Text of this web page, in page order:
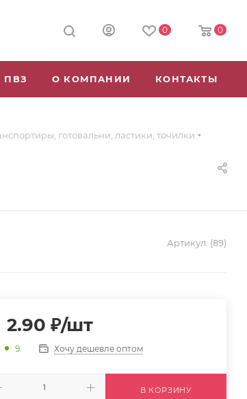
0 0
ПВЗ О КОМПАНИИ КОНТАКТЫ
готовальни, ластики, точилки
Артикул: (89)
2.90 ₽/шт
9 Хочу дешевле оптом
В КОРЗИНУ